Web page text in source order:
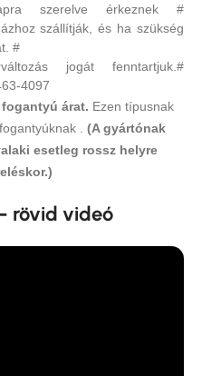
szerelve érkeznek #
szállítják, és ha szükség
#
jogát fenntartjuk.#
4097
fogantyú árat. Ezen típusnak
. (A gyártónak
esetleg rossz helyre
rövid videó